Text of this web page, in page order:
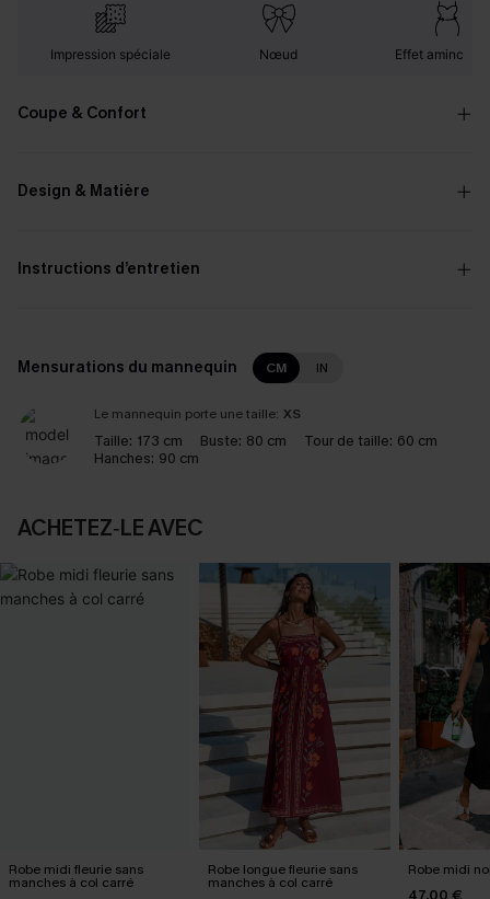
Impression spéciale Nœud Effet
Coupe & Confort
Design & Matière
Instructions d’entretien
Mensurations du mannequin CM IN
Le mannequin porte une taille: XS
Taille: 173 cm Buste: 80 cm Tour de taille: 60 cm
Hanches: 90 cm
ACHETEZ‑LE AVEC
Robe midi fleurie sans
manches à col carré
Robe longue fleurie sans
manches à col carré
Robe midi
47,00 €